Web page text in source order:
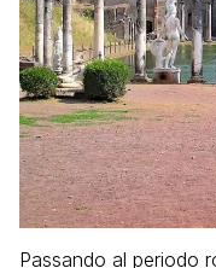
Passando al periodo